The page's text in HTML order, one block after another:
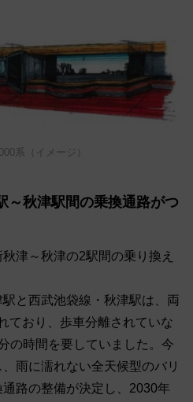
系（イメージ）
～秋津駅間の乗換通路がつ
津～秋津の2駅間の乗り換え
と西武池袋線・秋津駅は、両
ており、歩車分離されていな
の時間を要していました。今
雨に濡れない全天候型のバリ
路の整備が決定し、2030年